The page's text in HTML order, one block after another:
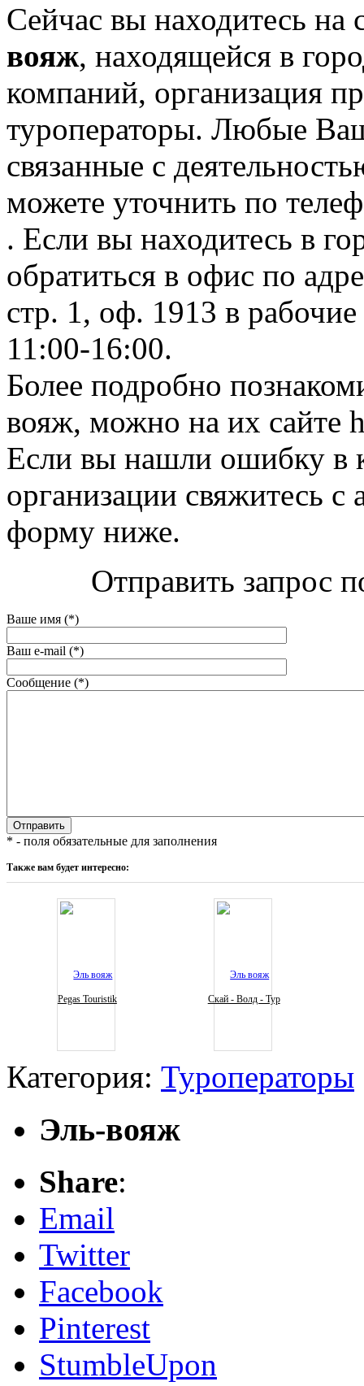
Сейчас вы находитесь на
вояж, находящейся в
компаний, организация
туроператоры. Любые
связанные с
можете уточнить по
. Если вы находитесь в
обратиться в офис по
стр. 1, оф. 1913 в
11:00-16:00.
Более подробно
вояж, можно на их сайте
Если вы нашли ошибку в
организации свяжитесь
форму ниже.
Отправить запрос
Ваше имя (*)
Ваш e-mail (*)
Сообщение (*)
* - поля обязательные для заполнения
Также вам будет интересно:
Pegas Touristik Скай - Волд - Тур
Категория: Туроператоры
Эль-вояж
Share:
Email
Twitter
Facebook
Pinterest
StumbleUpon